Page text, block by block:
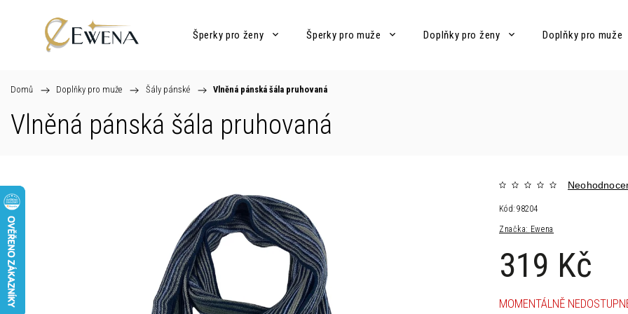
Šperky pro ženy Šperky pro muže Doplňky pro ženy Doplňky pro muže
Domů / Doplňky pro muže / Šály pánské / Vlněná pánská šála pruhovaná
Vlněná pánská šála pruhovaná
Značka: Ewena
319 Kč
Kód: 98204
MOMENTÁLNĚ